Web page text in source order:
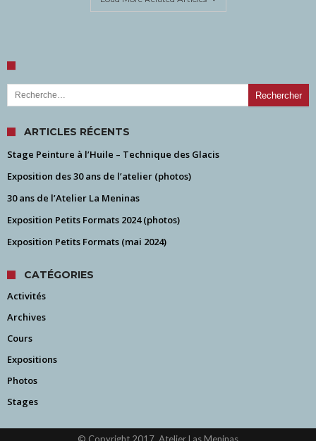
Rechercher :
ARTICLES RÉCENTS
Stage Peinture à l’Huile – Technique des Glacis
Exposition des 30 ans de l’atelier (photos)
30 ans de l’Atelier La Meninas
Exposition Petits Formats 2024 (photos)
Exposition Petits Formats (mai 2024)
CATÉGORIES
Activités
Archives
Cours
Expositions
Photos
Stages